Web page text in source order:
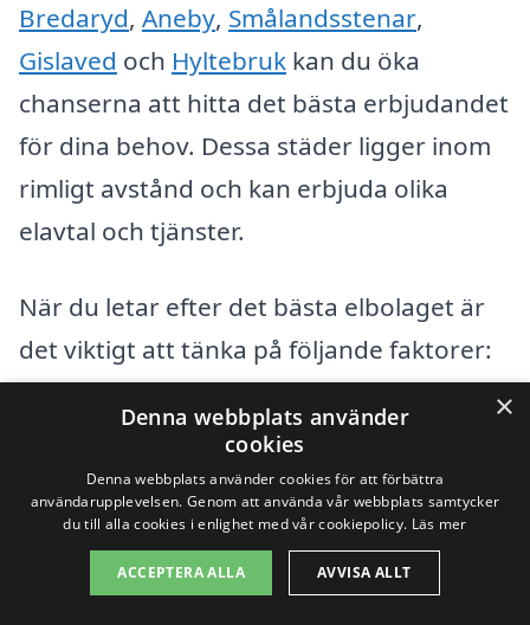
Bredaryd, Aneby, Smålandsstenar,
Gislaved och Hyltebruk kan du öka
chanserna att hitta det bästa erbjudandet
för dina behov. Dessa städer ligger inom
rimligt avstånd och kan erbjuda olika
elavtal och tjänster.
När du letar efter det bästa elbolaget är
det viktigt att tänka på följande faktorer:
Pris och avgifter – Jämför olika elbolag
för att se vilka som erbjuder
konkurrenskraftiga priser.
Avtalets villkor – Läs noga igenom
×
Denna webbplats använder
cookies
Denna webbplats använder cookies för att förbättra
användarupplevelsen. Genom att använda vår webbplats samtycker
du till alla cookies i enlighet med vår cookiepolicy. Läs mer
ACCEPTERA ALLA AVVISA ALLT